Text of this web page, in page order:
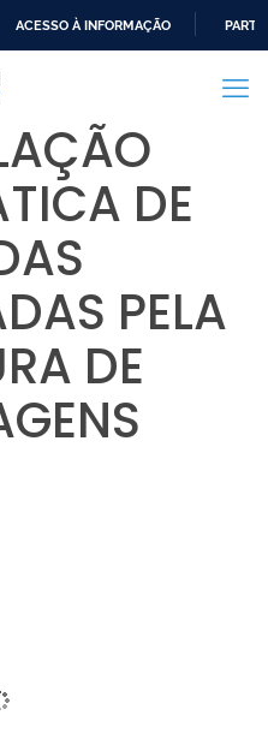
CONTEÚDO
ACESSO À INFORMAÇÃO
DE
PELA
DE